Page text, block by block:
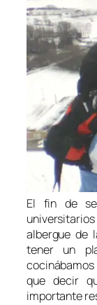
El fin de
albergue de
tener un
que decir
importante